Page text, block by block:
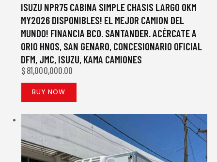
ISUZU NPR75 CABINA SIMPLE CHASIS LARGO 0KM
MY2026 DISPONIBLES! EL MEJOR CAMION DEL
MUNDO! FINANCIA BCO. SANTANDER. ACÉRCATE A
ORIO HNOS, SAN GENARO, CONCESIONARIO OFICIAL
DFM, JMC, ISUZU, KAMA CAMIONES
$81,000,000.00
BUY NOW